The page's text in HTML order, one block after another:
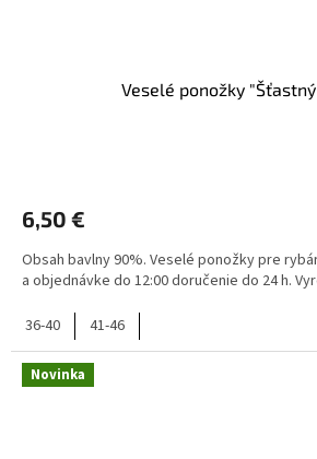
Veselé ponožky
6,50 €
Obsah bavlny 90%. Veselé ponožky pre
a objednávke do 12:00 doručenie do 24 h.
36-40 41-46
Novinka